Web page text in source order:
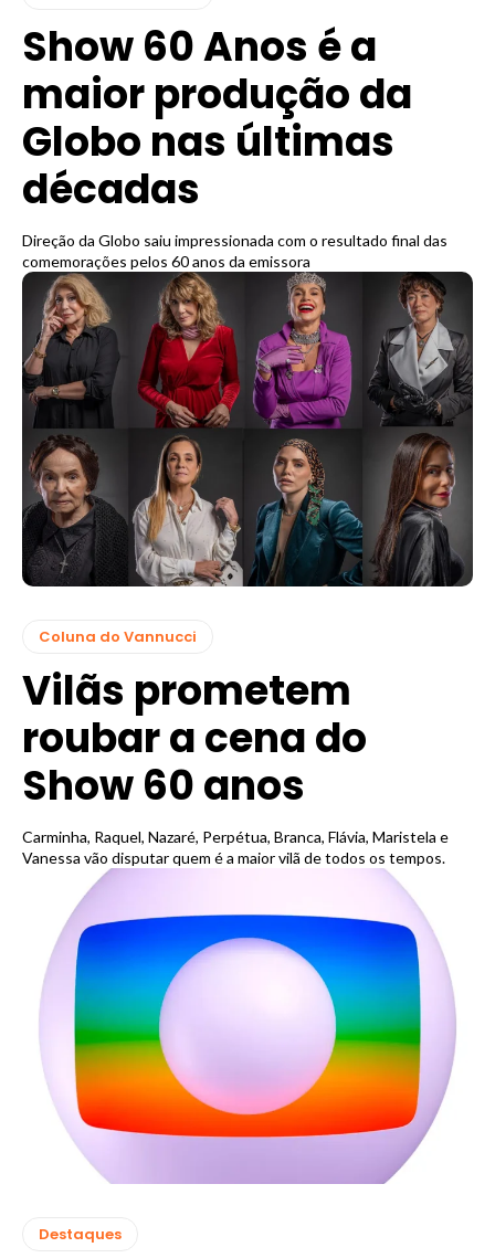
Show 60 Anos é a
maior produção da
Globo nas últimas
décadas
Direção da Globo saiu impressionada com o resultado final das
comemorações pelos 60 anos da emissora
Coluna do Vannucci
Vilãs prometem
roubar a cena do
Show 60 anos
Carminha, Raquel, Nazaré, Perpétua, Branca, Flávia, Maristela e
Vanessa vão disputar quem é a maior vilã de todos os tempos.
Destaques